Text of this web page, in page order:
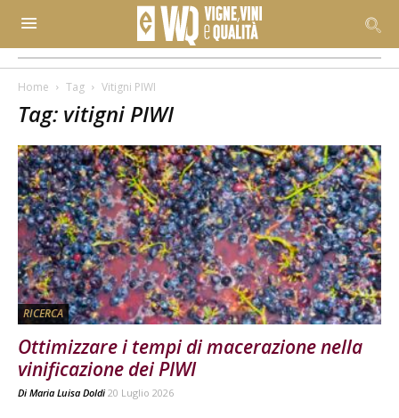
Home Tag Vitigni PIWI
Tag: vitigni PIWI
RICERCA
Ottimizzare i tempi di macerazione nella
vinificazione dei PIWI
Di Maria Luisa Doldi 20 Luglio 2026